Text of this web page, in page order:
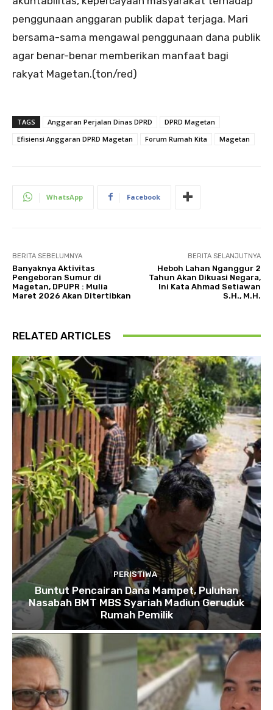
penggunaan anggaran publik dapat terjaga. Mari
bersama-sama mengawal penggunaan dana publik
agar benar-benar memberikan manfaat bagi
rakyat Magetan.(ton/red)
TAGS Anggaran Perjalan Dinas DPRD
DPRD Magetan
Efisiensi Anggaran DPRD Magetan
Forum Rumah Kita Magetan
WhatsApp Facebook
BERITA SEBELUMNYA
Banyaknya Aktivitas
Pengeboran Sumur di
Magetan, DPUPR : Mulia
Maret 2026 Akan Ditertibkan
BERITA SELANJUTNYA
Heboh Lahan Nganggur 2
Tahun Akan Dikuasi Negara,
Ini Kata Ahmad Setiawan
S.H., M.H.
RELATED ARTICLES
PERISTIWA
Buntut Pencairan Dana Mampet, Puluhan
Nasabah BMT MBS Syariah Madiun Geruduk
Rumah Pemilik